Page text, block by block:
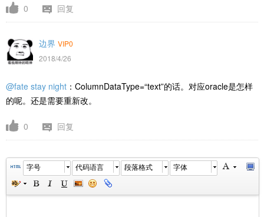
0 回复
边界 VIP0
2018/4/26
@fate stay night ：ColumnDataType=“text”的话。对应oracle是怎样
的呢。还是需要重新改。
0 回复
字号 代码语言 段落格式 字体